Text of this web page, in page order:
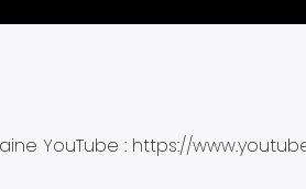
YouTube : https://